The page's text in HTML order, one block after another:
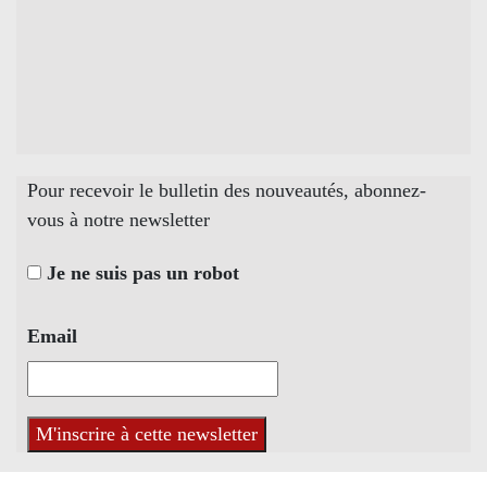
Pour recevoir le bulletin des nouveautés, abonnez-
vous à notre newsletter
Je ne suis pas un robot
Email